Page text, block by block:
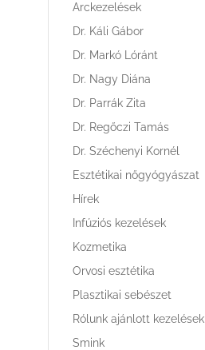
Arckezelések
Dr. Káli Gábor
Dr. Markó Lóránt
Dr. Nagy Diána
Dr. Parrák Zita
Dr. Regőczi Tamás
Dr. Széchenyi Kornél
Esztétikai nőgyógyászat
Hírek
Infúziós kezelések
Kozmetika
Orvosi esztétika
Plasztikai sebészet
Rólunk ajánlott kezelések
Smink